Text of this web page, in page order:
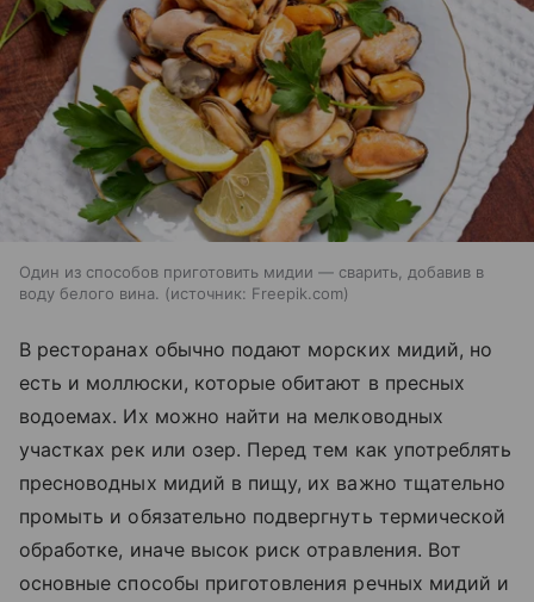
Один из способов приготовить мидии — сварить, добавив в
воду белого вина.
источник: Freepik.com
В ресторанах обычно подают морских мидий, но
есть и моллюски, которые обитают в пресных
водоемах. Их можно найти на мелководных
участках рек или озер. Перед тем как употреблять
пресноводных мидий в пищу, их важно тщательно
промыть и обязательно подвергнуть термической
обработке, иначе высок риск отравления. Вот
основные способы приготовления речных мидий и